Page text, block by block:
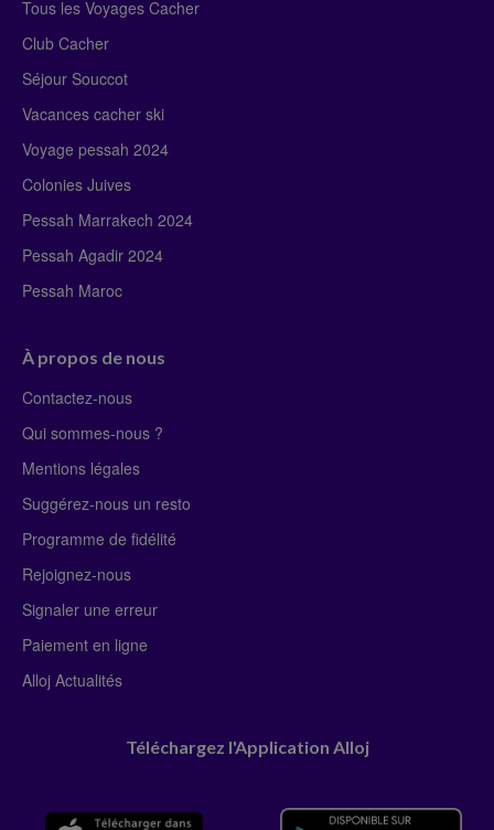
Tous les Voyages Cacher
Club Cacher
Séjour Souccot
Vacances cacher ski
Voyage pessah 2024
Colonies Juives
Pessah Marrakech 2024
Pessah Agadir 2024
Pessah Maroc
À propos de nous
Contactez-nous
Qui sommes-nous ?
Mentions légales
Suggérez-nous un resto
Programme de fidélité
Rejoignez-nous
Signaler une erreur
Paiement en ligne
Alloj Actualités
Téléchargez l'Application Alloj